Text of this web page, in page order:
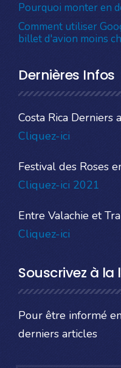
Pourquoi monter en
Comment utiliser
billet d'avion moins
Dernières Infos
Costa Rica Derniers
Cliquez-ici
Festival des Roses
Cliquez-ici 2021
Entre Valachie et
Cliquez-ici
Souscrivez à
Pour être informé
derniers articles